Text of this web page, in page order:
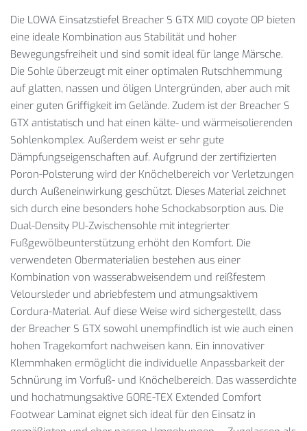
Die LOWA Einsatzstiefel Breacher S GTX MID coyote OP bieten
eine ideale Kombination aus Stabilität und hoher
Bewegungsfreiheit und sind somit ideal für lange Märsche.
Die Sohle überzeugt mit einer optimalen Rutschhemmung
auf glatten, nassen und öligen Untergründen, aber auch mit
einer guten Griffigkeit im Gelände. Zudem ist der Breacher S
GTX antistatisch und hat einen kälte- und wärmeisolierenden
Sohlenkomplex. Außerdem weist er sehr gute
Dämpfungseigenschaften auf. Aufgrund der zertifizierten
Poron-Polsterung wird der Knöchelbereich vor Verletzungen
durch Außeneinwirkung geschützt. Dieses Material zeichnet
sich durch eine besonders hohe Schockabsorption aus. Die
Dual-Density PU-Zwischensohle mit integrierter
Fußgewölbeunterstützung erhöht den Komfort. Die
verwendeten Obermaterialien bestehen aus einer
Kombination von wasserabweisendem und reißfestem
Veloursleder und abriebfestem und atmungsaktivem
Cordura-Material. Auf diese Weise wird sichergestellt, dass
der Breacher S GTX sowohl unempfindlich ist wie auch einen
hohen Tragekomfort nachweisen kann. Ein innovativer
Klemmhaken ermöglicht die individuelle Anpassbarkeit der
Schnürung im Vorfuß- und Knöchelbereich. Das wasserdichte
und hochatmungsaktive GORE-TEX Extended Comfort
Footwear Laminat eignet sich ideal für den Einsatz in